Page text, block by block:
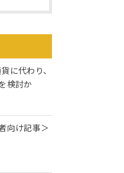
に代わり、
検討か
向け記事＞